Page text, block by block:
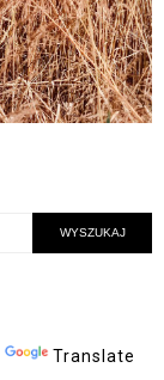
Translate